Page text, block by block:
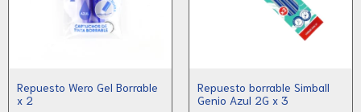
Repuesto Wero Gel Borrable
x 2
Repuesto borrable Simball
Genio Azul 2G x 3